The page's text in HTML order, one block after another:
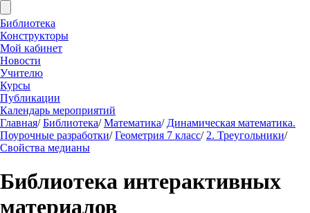
Библиотека
Конструкторы
Мой кабинет
Новости
Учителю
Курсы
Публикации
Календарь мероприятий
Главная/ Библиотека/ Математика/ Динамическая математика.
Поурочные разработки/ Геометрия 7 класс/ 2. Треугольники/
Свойства медианы
Библиотека интерактивных
материалов